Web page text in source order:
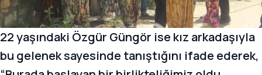
22 yaşındaki Özgür Güngör ise kız arkadaşıyla
bu gelenek sayesinde tanıştığını ifade ederek,